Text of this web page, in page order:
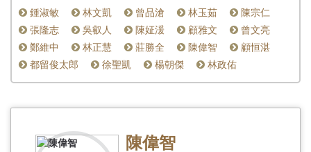
鍾淑敏
林文凱 曾品滄 林玉茹
陳宗仁
張隆志
吳叡人 陳姃湲 顧雅文
曾文亮
鄭維中
林正慧 莊勝全 陳偉智
顧恒湛
都留俊太郎
徐聖凱 楊朝傑 林政佑
陳偉智